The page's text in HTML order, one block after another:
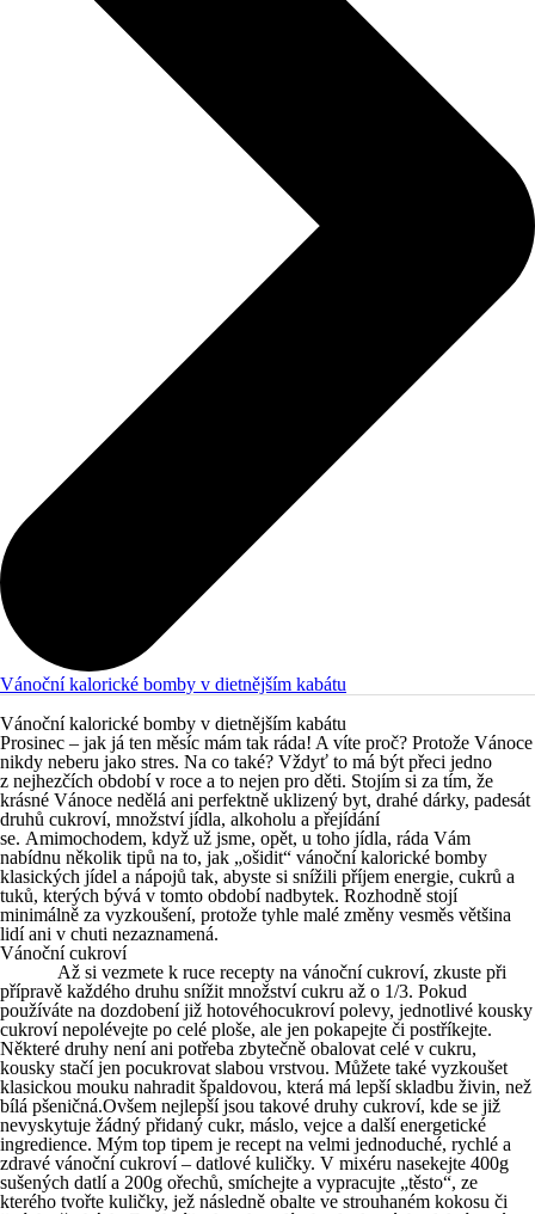
Vánoční kalorické bomby v dietnějším kabátu
Vánoční kalorické bomby v dietnějším kabátu
Prosinec – jak já ten měsíc mám tak ráda! A víte proč? Protože Vánoce
nikdy neberu jako stres. Na co také? Vždyť to má být přeci jedno
z nejhezčích období v roce a to nejen pro děti. Stojím si za tím, že
krásné Vánoce nedělá ani perfektně uklizený byt, drahé dárky, padesát
druhů cukroví, množství jídla, alkoholu a přejídání
se. Amimochodem, když už jsme, opět, u toho jídla, ráda Vám
nabídnu několik tipů na to, jak „ošidit“ vánoční kalorické bomby
klasických jídel a nápojů tak, abyste si snížili příjem energie, cukrů a
tuků, kterých bývá v tomto období nadbytek. Rozhodně stojí
minimálně za vyzkoušení, protože tyhle malé změny vesměs většina
lidí ani v chuti nezaznamená.
Vánoční cukroví
Až si vezmete k ruce recepty na vánoční cukroví, zkuste při
přípravě každého druhu snížit množství cukru až o 1/3. Pokud
používáte na dozdobení již hotovéhocukroví polevy, jednotlivé kousky
cukroví nepolévejte po celé ploše, ale jen pokapejte či postříkejte.
Některé druhy není ani potřeba zbytečně obalovat celé v cukru,
kousky stačí jen pocukrovat slabou vrstvou. Můžete také vyzkoušet
klasickou mouku nahradit špaldovou, která má lepší skladbu živin, než
bílá pšeničná.Ovšem nejlepší jsou takové druhy cukroví, kde se již
nevyskytuje žádný přidaný cukr, máslo, vejce a další energetické
ingredience. Mým top tipem je recept na velmi jednoduché, rychlé a
zdravé vánoční cukroví – datlové kuličky. V mixéru nasekejte 400g
sušených datlí a 200g ořechů, smíchejte a vypracujte „těsto“, ze
kterého tvořte kuličky, jež následně obalte ve strouhaném kokosu či